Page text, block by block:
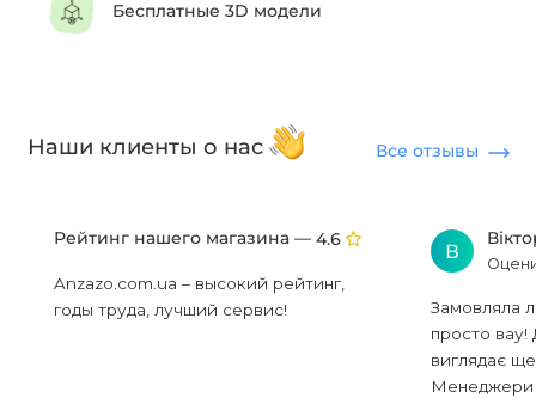
Бесплатные 3D модели
Наши клиенты о нас Все отзывы
Рейтинг нашего магазина — 4.6
Anzazo.com.ua – высокий рейтинг,
годы труда, лучший сервис!
В
Замовляла
просто вау!
виглядає
Менеджери